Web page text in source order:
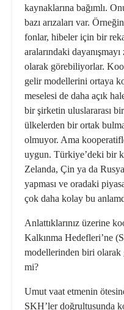
kaynakla­rına bağımlı.
bazı arızaları var.
fonlar, hibe­ler için bir
aralarındaki
olarak görebiliyor­lar.
gelir modellerini ortaya
meselesi de daha açık
bir şirketin uluslararası
ülkelerden bir ortak
olmuyor. Ama
uygun. Türkiye’deki bir
Zelanda, Çin ya da
yapması ve oradaki
çok daha kolay bu
Anlattıklarınız üzerine
Kalkınma Hedefleri’ne
modellerinden biri
mi?
Umut vaat etmenin
SKH’ler doğrultusunda